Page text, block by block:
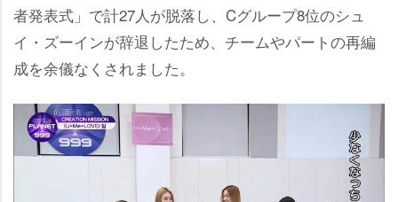
者発表式」で計27人が脱落し、Cグループ8位のシュ
イ・ズーインが辞退したため、チームやパートの再編
成を余儀なくされました。